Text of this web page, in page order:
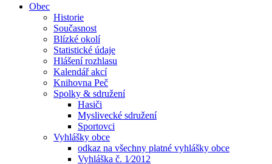
Obec
Historie
Současnost
Blízké okolí
Statistické údaje
Hlášení rozhlasu
Kalendář akcí
Knihovna Peč
Spolky & sdružení
Hasiči
Myslivecké sdružení
Sportovci
Vyhlášky obce
odkaz na všechny platné vyhlášky obce
Vyhláška č. 1⁄2012